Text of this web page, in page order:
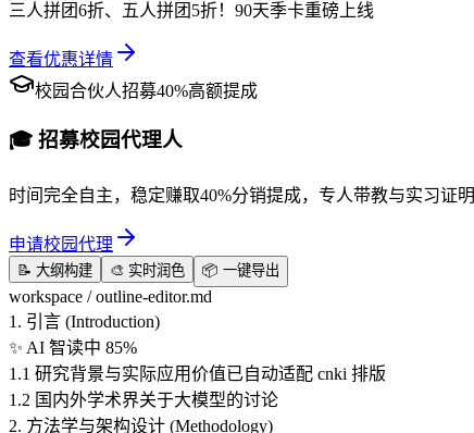
三人拼团6折、五人拼团5折！90天季卡重磅上线
查看优惠详情
校园合伙人招募40%高额提成
🎓 招募校园代理人
时间完全自主，稳定赚取40%分销提成，专人带教与实习证明
申请校园代理
📝 大纲构建 🎨 实时润色 📦 一键导出
workspace / outline-editor.md
1. 引言 (Introduction)
✨ AI 智读中 85%
1.1 研究背景与实际应用价值已自动适配 cnki 排版
1.2 国内外学术界关于大模型的讨论
2. 方法学与架构设计 (Methodology)